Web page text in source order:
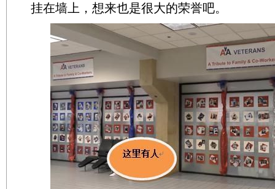
挂在墙上，想来也是很大的荣誉吧。